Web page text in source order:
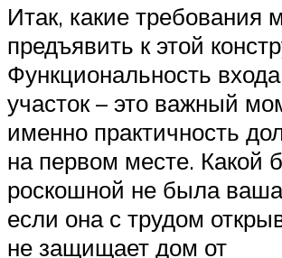
Итак, какие требования
предъявить к этой
Функциональность
участок – это важный
именно практичность
на первом месте. Какой
роскошной не была
если она с трудом
не защищает дом от